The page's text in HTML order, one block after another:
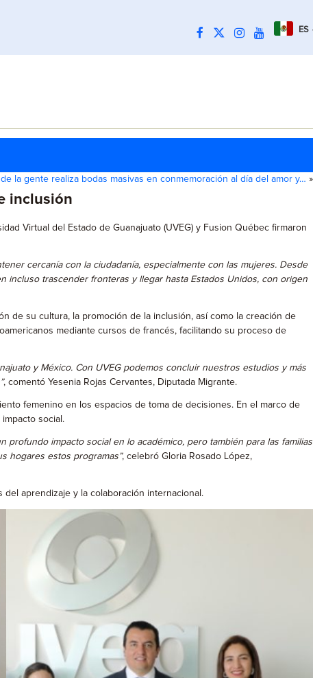
ES
la gente realiza bodas masivas en conmemoración al día del amor y… »
inclusión
Virtual del Estado de Guanajuato (UVEG) y Fusion Québec firmaron
cercanía con la ciudadanía, especialmente con las mujeres. Desde
incluso trascender fronteras y llegar hasta Estados Unidos, con origen
de su cultura, la promoción de la inclusión, así como la creación de
mediante cursos de francés, facilitando su proceso de
y México. Con UVEG podemos concluir nuestros estudios y más
, comentó Yesenia Rojas Cervantes, Diputada Migrante.
femenino en los espacios de toma de decisiones. En el marco de
social.
impacto social en lo académico, pero también para las familias
hogares estos programas”, celebró Gloria Rosado López,
aprendizaje y la colaboración internacional.